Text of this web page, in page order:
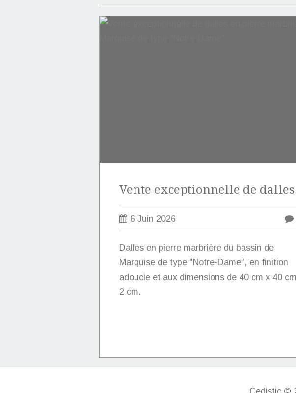
6 Juin 2026
Dalles en pierre marbrière du bassin de
Marquise de type "Notre-Dame", en finition
adoucie et aux dimensions de 40 cm x 40
2 cm.
Cedistic ©